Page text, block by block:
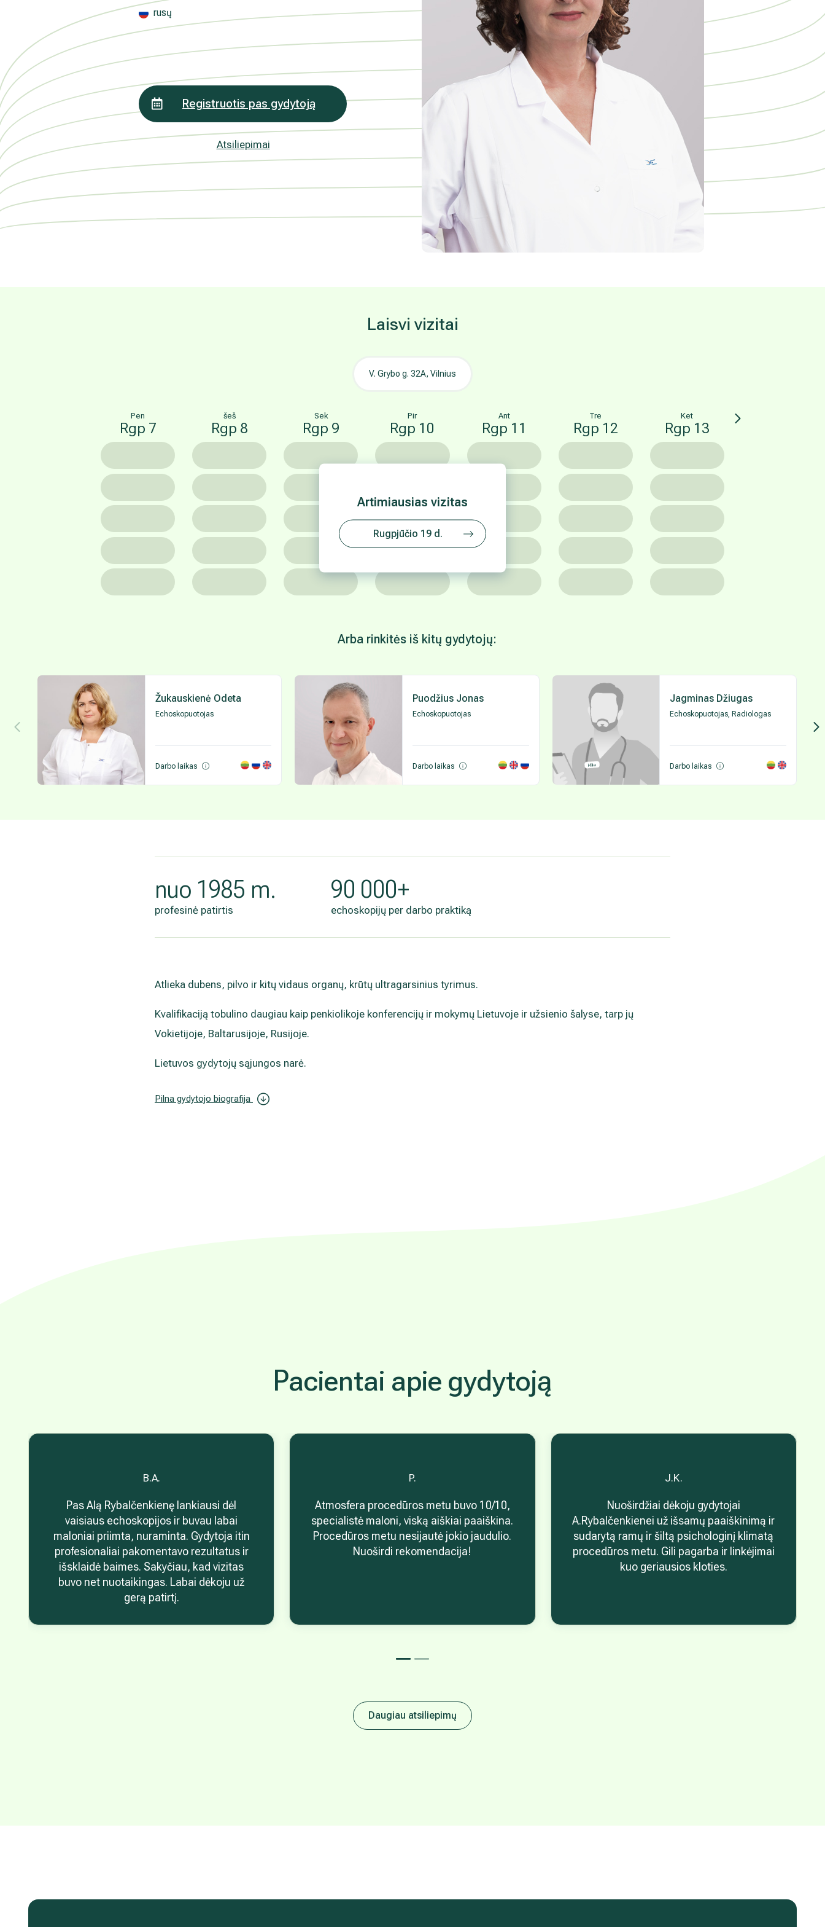
rusų
Registruotis pas gydytoją
Atsiliepimai
Laisvi vizitai
V. Grybo g. 32A, Vilnius
Pen
Rgp 7
šeš
Rgp 8
Sek
Rgp 9
Pir
Rgp 10
Ant
Rgp 11
Tre
Rgp 12
Ket
Rgp 13
Artimiausias vizitas
Rugpjūčio 19 d.
Arba rinkitės iš kitų gydytojų:
Žukauskienė Odeta
Echoskopuotojas
Darbo laikas
Puodžius Jonas
Echoskopuotojas
Darbo laikas
Jagminas Džiugas
Echoskopuotojas, Radiologas
Darbo laikas
nuo 1985 m.
profesinė patirtis
90 000+
echoskopijų per darbo praktiką
Atlieka dubens, pilvo ir kitų vidaus organų, krūtų ultragarsinius tyrimus.
Kvalifikaciją tobulino daugiau kaip penkiolikoje konferencijų ir mokymų Lietuvoje ir užsienio šalyse, tarp jų
Vokietijoje, Baltarusijoje, Rusijoje.
Lietuvos gydytojų sąjungos narė.
Pilna gydytojo biografija
Pacientai apie gydytoją
B.A.
Pas Alą Rybalčenkienę lankiausi dėl
vaisiaus echoskopijos ir buvau labai
maloniai priimta, nuraminta. Gydytoja itin
profesionaliai pakomentavo rezultatus ir
išsklaidė baimes. Sakyčiau, kad vizitas
buvo net nuotaikingas. Labai dėkoju už
gerą patirtį.
P.
Atmosfera procedūros metu buvo 10/10,
specialistė maloni, viską aiškiai paaiškina.
Procedūros metu nesijautė jokio jaudulio.
Nuoširdi rekomendacija!
J.K.
Nuoširdžiai dėkoju gydytojai
A.Rybalčenkienei už išsamų paaiškinimą ir
sudarytą ramų ir šiltą psichologinį klimatą
procedūros metu. Gili pagarba ir linkėjimai
kuo geriausios kloties.
Daugiau atsiliepimų
kada atšauktas, paspaudus kiekvieno naujienlaiškio pabaigoje esančią nuorodą
„Atsisakyti prenumeratos". Plačiau apie asmens duomenų tvarkymą skaitykite
PRIVATUMO POLITIKOJE